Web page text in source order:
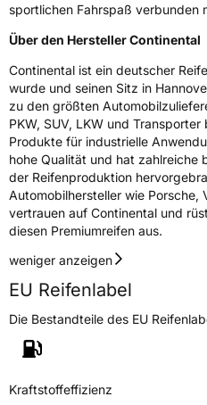
sportlichen Fahrspaß verbunden
Über den Hersteller Continental
Continental ist ein deutscher
wurde und seinen Sitz in
zu den größten
PKW, SUV, LKW und
Produkte für industrielle
hohe Qualität und hat zahlreiche
der Reifenproduktion
Automobilhersteller wie Porsche,
vertrauen auf Continental und
diesen Premiumreifen aus.
weniger anzeigen
EU Reifenlabel
Die Bestandteile des EU
Kraftstoffeffizienz